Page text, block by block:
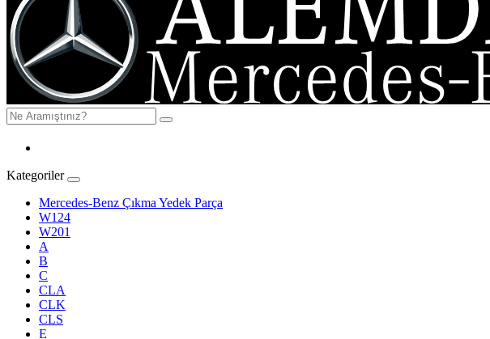
Kategoriler
Mercedes-Benz Çıkma Yedek Parça
W124
W201
A
B
C
CLA
CLK
CLS
E